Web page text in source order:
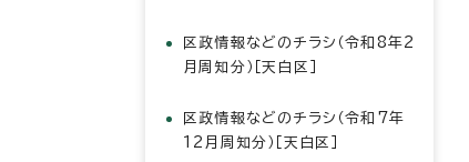
区政情報などのチラシ（令和8年2
月周知分）［天白区］
区政情報などのチラシ（令和7年
12月周知分）［天白区］